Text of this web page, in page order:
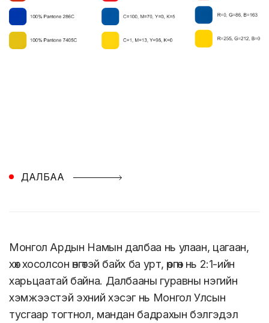
ДАЛБАА
Монгол Ардын Намын далбаа нь улаан, цагаан,
хөх хосолсон өнгөтэй байх ба урт, өргөн нь 2:1-ийн
харьцаатай байна. Далбааны гуравны нэгийн
хэмжээстэй эхний хэсэг нь Монгол Улсын
тусгаар тогтнол, мандан бадрахын бэлгэдэл